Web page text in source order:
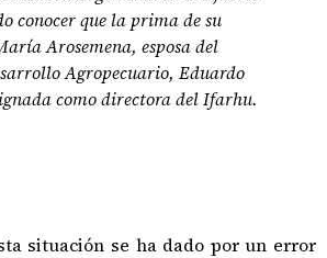
conocer que la prima de su
Arosemena, esposa del
Agropecuario, Eduardo
como directora del Ifarhu.
situación se ha dado por un error